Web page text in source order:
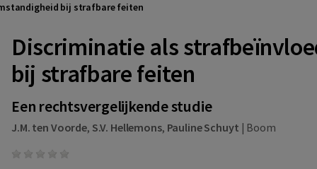
bij strafbare feiten
Discriminatie als
bij strafbare feiten
Een rechtsvergelijkende studie
J.M. ten Voorde, S.V. Hellemons, Pauline Schuyt | Boom